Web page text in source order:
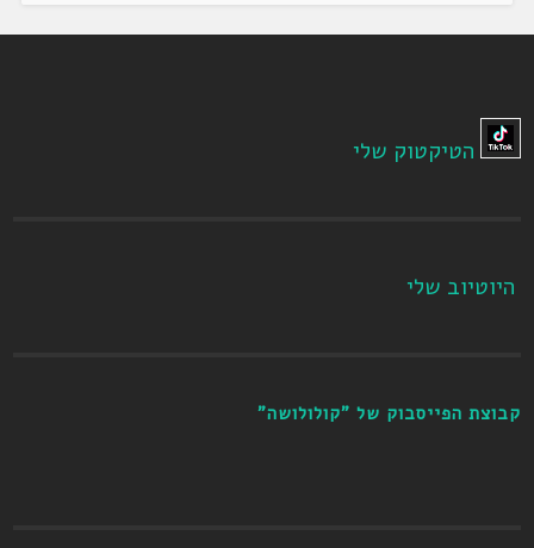
הטיקטוק שלי
היוטיוב שלי
קבוצת הפייסבוק של "קולולושה"